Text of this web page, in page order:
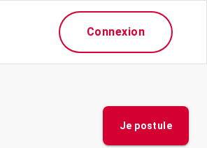
Connexion
Je postule